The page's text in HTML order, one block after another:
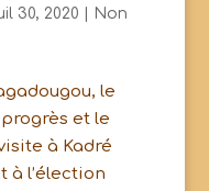
30, 2020
Non
le
et le
à Kadré
à l’élection